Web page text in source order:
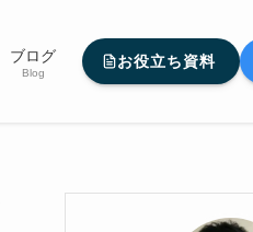
ブログ
Blog
お役立ち資料